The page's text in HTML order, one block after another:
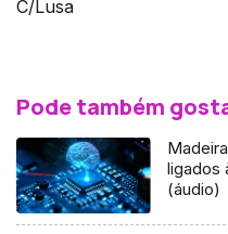
C/Lusa
Pode também
ligados
(áudio)